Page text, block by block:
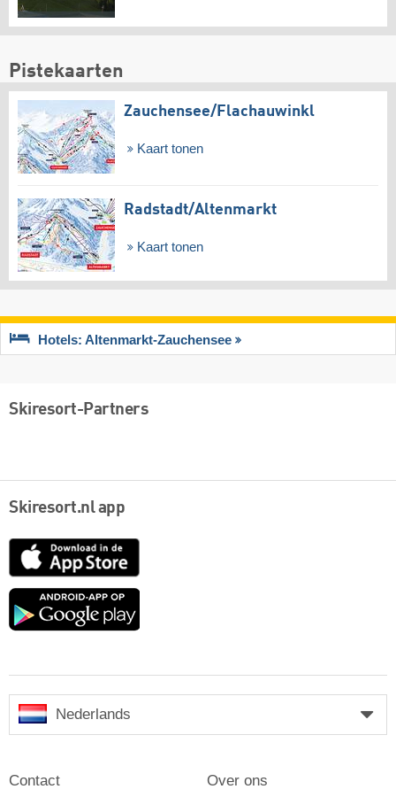
Pistekaarten
Zauchensee/​Flachauwinkl
Kaart tonen
Radstadt/​Altenmarkt
Kaart tonen
Hotels: Altenmarkt-Zauchensee
Skiresort-Partners
Skiresort.nl app
App
Google
Nederlands
Contact Over ons